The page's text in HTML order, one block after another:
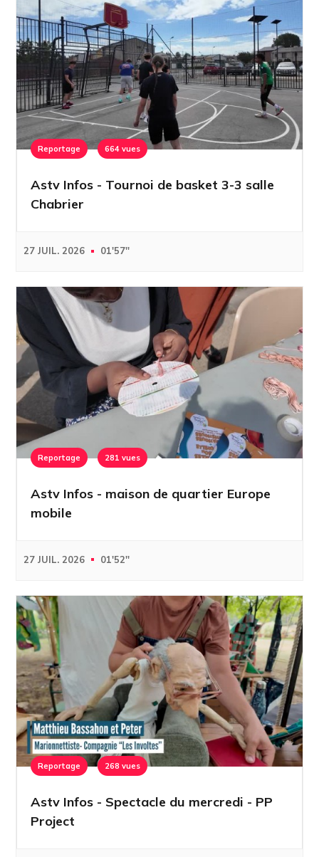
Reportage 664 vues
Astv Infos - Tournoi de basket 3-3 salle
Chabrier
27 JUIL. 2026 01'57''
Reportage 281 vues
Astv Infos - maison de quartier Europe
mobile
27 JUIL. 2026 01'52''
Reportage 268 vues
Astv Infos - Spectacle du mercredi - PP
Project